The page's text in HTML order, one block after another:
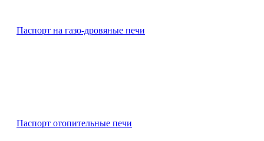
Паспорт на газо-дровяные печи
Паспорт отопительные печи